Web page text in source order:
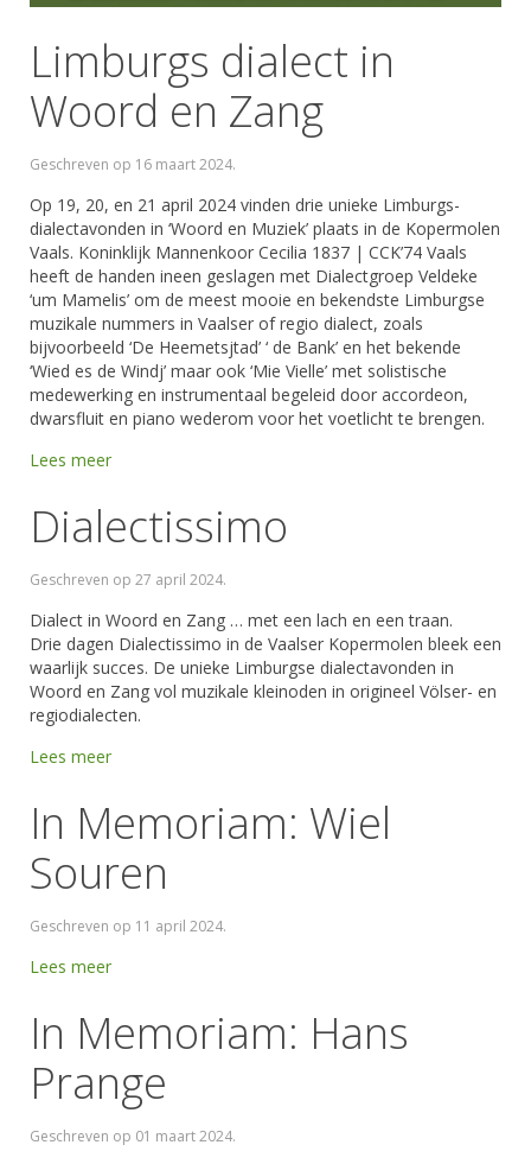
Limburgs dialect in
Woord en Zang
Geschreven op 16 maart 2024.
Op 19, 20, en 21 april 2024 vinden drie unieke Limburgs-
dialectavonden in ‘Woord en Muziek’ plaats in de Kopermolen
Vaals. Koninklijk Mannenkoor Cecilia 1837 | CCK’74 Vaals
heeft de handen ineen geslagen met Dialectgroep Veldeke
‘um Mamelis’ om de meest mooie en bekendste Limburgse
muzikale nummers in Vaalser of regio dialect, zoals
bijvoorbeeld ‘De Heemetsjtad’ ‘ de Bank’ en het bekende
‘Wied es de Windj’ maar ook ‘Mie Vielle’ met solistische
medewerking en instrumentaal begeleid door accordeon,
dwarsfluit en piano wederom voor het voetlicht te brengen.
Lees meer
Dialectissimo
Geschreven op 27 april 2024.
Dialect in Woord en Zang … met een lach en een traan.
Drie dagen Dialectissimo in de Vaalser Kopermolen bleek een
waarlijk succes. De unieke Limburgse dialectavonden in
Woord en Zang vol muzikale kleinoden in origineel Völser- en
regiodialecten.
Lees meer
In Memoriam: Wiel
Souren
Geschreven op 11 april 2024.
Lees meer
In Memoriam: Hans
Prange
Geschreven op 01 maart 2024.